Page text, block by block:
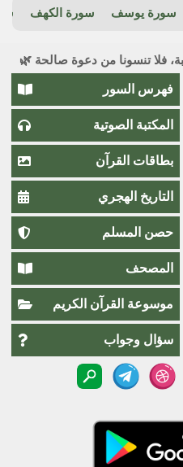
سورة يوسف سورة الكهف
فلا تنسونا من دعوة صالحة 🌿
فهرس السور
المكتبة الصوتية
بطاقات القرآن
التاريخ الهجري
حصن المسلم
المصحف
موسوعة القرآن الكريم
سؤال وجواب